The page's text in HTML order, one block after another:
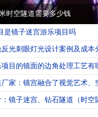
时空隧道需要多少钱
是镜子迷宫游乐项目吗
光刺眼灯光设计案例及成本
目的镜面的边角处理工艺有